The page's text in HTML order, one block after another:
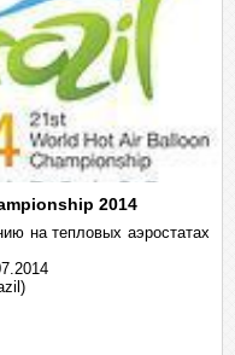
2014
на тепловых аэростатах